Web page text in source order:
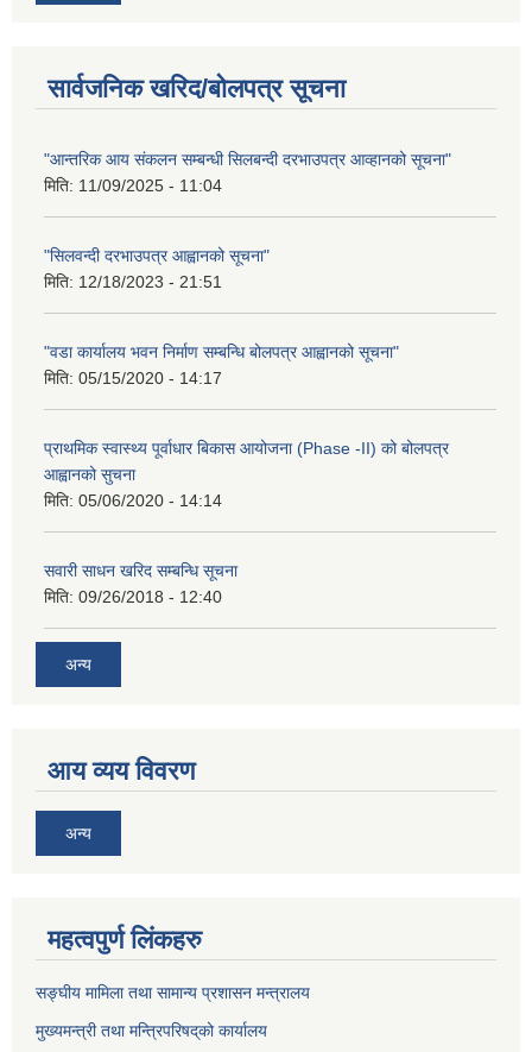
सार्वजनिक खरिद/बोलपत्र सूचना
"आन्तरिक आय संकलन सम्बन्धी सिलबन्दी दरभाउपत्र आव्हानको सूचना"
मिति: 11/09/2025 - 11:04
"सिलवन्दी दरभाउपत्र आह्वानको सूचना"
मिति: 12/18/2023 - 21:51
"वडा कार्यालय भवन निर्माण सम्बन्धि बोलपत्र आह्वानको सूचना"
मिति: 05/15/2020 - 14:17
प्राथमिक स्वास्थ्य पूर्वाधार बिकास आयोजना (Phase -II) को बोलपत्र
आह्वानको सुचना
मिति: 05/06/2020 - 14:14
सवारी साधन खरिद सम्बन्धि सूचना
मिति: 09/26/2018 - 12:40
अन्य
आय व्यय विवरण
अन्य
महत्वपुर्ण लिंकहरु
सङ्घीय मामिला तथा सामान्य प्रशासन मन्त्रालय
मुख्यमन्त्री तथा मन्त्रिपरिषद्‌को कार्यालय